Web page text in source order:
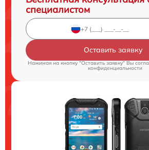
специалистом
Оставить заявку
Нажимая на кнопку "Оставить заявку" Вы
конфиденциальности